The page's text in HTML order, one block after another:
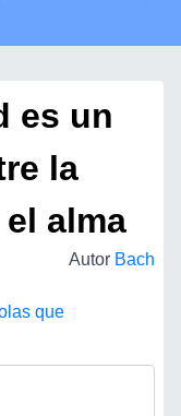
es un
la
alma
Autor Bach
que